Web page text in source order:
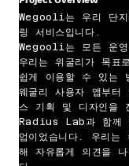
Wegooli는 우리 단지
링 서비스입니다.
Wegooli는 모든 운영
우리는 위굴리가 목표
쉽게 이용할 수 있는
웨굴리 사용자 앱부터
스 기획 및 디자인을
Radius Lab과 함께
업이었습니다. 우리
해 자유롭게 의견을